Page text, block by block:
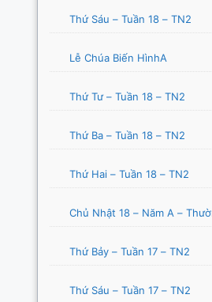
Thứ Sáu – Tuần 18 – TN2
Lễ Chúa Biến HìnhA
Thứ Tư – Tuần 18 – TN2
Thứ Ba – Tuần 18 – TN2
Thứ Hai – Tuần 18 – TN2
Chủ Nhật 18 – Năm A –
Thứ Bảy – Tuần 17 – TN2
Thứ Sáu – Tuần 17 – TN2